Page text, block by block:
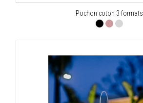
Pochon coton 3 formats